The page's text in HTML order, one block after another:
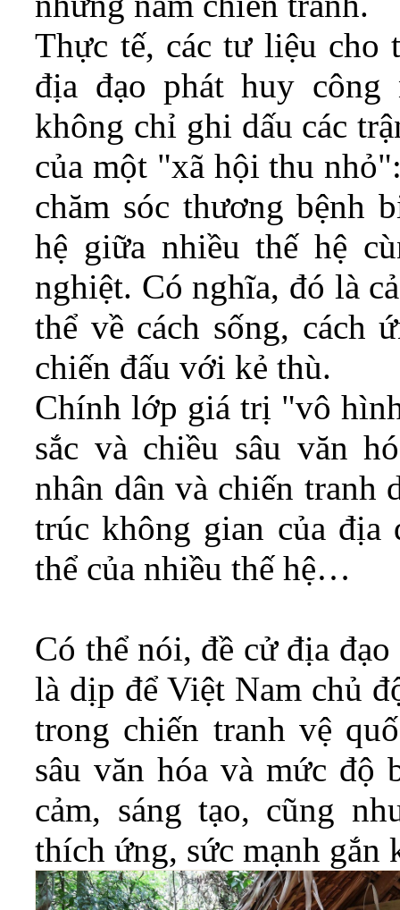
Thực tế, các tư liệu cho
địa đạo phát huy công
không chỉ ghi dấu các
của một "xã hội thu
chăm sóc thương bệnh
hệ giữa nhiều thế hệ
nghiệt. Có nghĩa, đó là
thể về cách sống, cách
chiến đấu với kẻ thù.
Chính lớp giá trị "vô
sắc và chiều sâu văn
nhân dân và chiến tranh
trúc không gian của
thể của nhiều thế hệ…
Có thể nói, đề cử địa
là dịp để Việt Nam chủ
trong chiến tranh vệ
sâu văn hóa và mức độ
cảm, sáng tạo, cũng
thích ứng, sức mạnh gắn